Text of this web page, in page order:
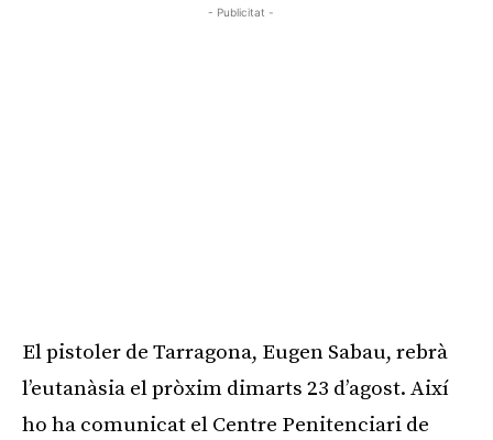
- Publicitat -
El pistoler de Tarragona, Eugen Sabau, rebrà
l’eutanàsia el pròxim dimarts 23 d’agost. Així
ho ha comunicat el Centre Penitenciari de